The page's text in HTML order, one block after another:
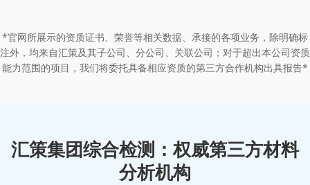
*官网所展示的资质证书、荣誉等相关数据、承接的各项业务，除明确标
注外，均来自汇策及其子公司、分公司、关联公司；对于超出本公司资质
能力范围的项目，我们将委托具备相应资质的第三方合作机构出具报告*
汇策集团综合检测：权威第三方材料
分析机构